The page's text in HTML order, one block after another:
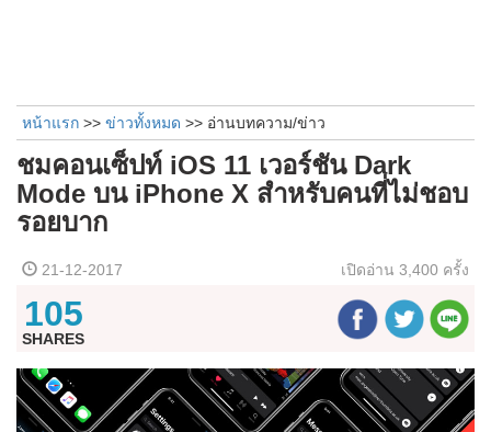
หน้าแรก >> ข่าวทั้งหมด >> อ่านบทความ/ข่าว
ชมคอนเซ็ปท์ iOS 11 เวอร์ชัน Dark
Mode บน iPhone X สำหรับคนที่ไม่ชอบ
รอยบาก
21-12-2017 เปิดอ่าน 3,400 ครั้ง
105
SHARES